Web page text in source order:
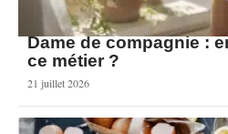
Dame de compagnie :
ce métier ?
21 juillet 2026